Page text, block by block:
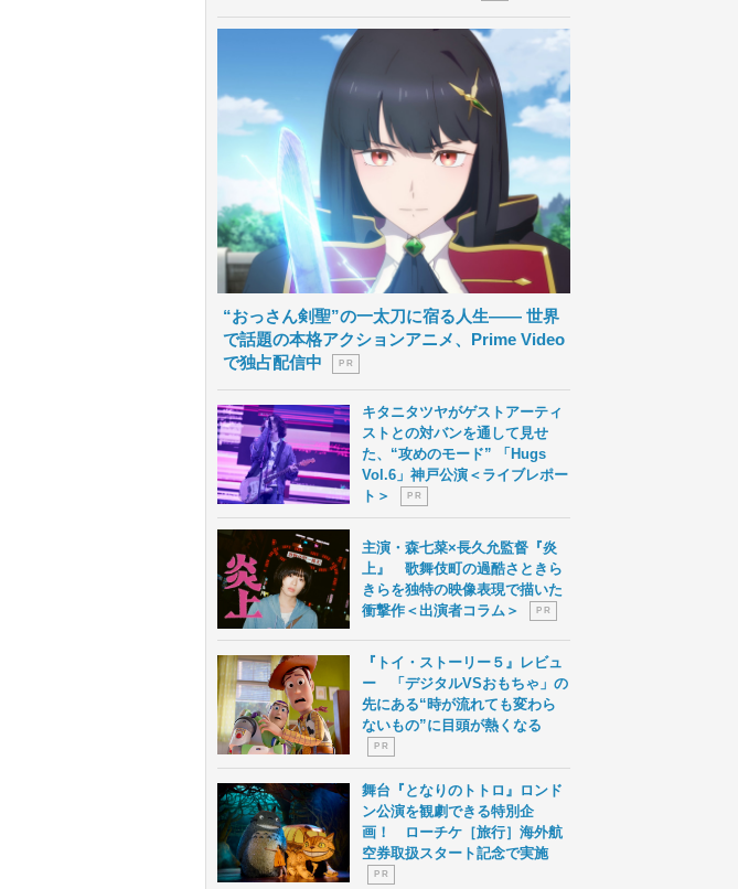
“おっさん剣聖”の一太刀に宿る人生―― 世界
で話題の本格アクションアニメ、Prime Video
で独占配信中
P R
キタニタツヤがゲストアーティ
ストとの対バンを通して見せ
た、“攻めのモード” 「Hugs
Vol.6」神戸公演＜ライブレポー
ト＞
P R
主演・森七菜×長久允監督『炎
上』 歌舞伎町の過酷さときら
きらを独特の映像表現で描いた
衝撃作＜出演者コラム＞
P R
『トイ・ストーリー５』レビュ
ー 「デジタルVSおもちゃ」の
先にある“時が流れても変わら
ないもの”に目頭が熱くなる
P R
舞台『となりのトトロ』ロンド
ン公演を観劇できる特別企
画！ ローチケ［旅行］海外航
空券取扱スタート記念で実施
P R